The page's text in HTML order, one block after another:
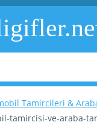
Tamircileri &
tamircisi-ve-araba-